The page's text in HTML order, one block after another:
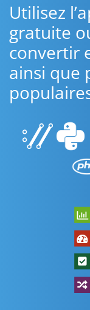
Utilisez
gratuite
convertir
ainsi que